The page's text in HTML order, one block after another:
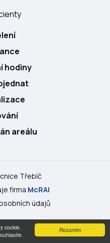
Rozumím
cookie.
hodiny
areálu
Třebíč
firma McRAI
údajů